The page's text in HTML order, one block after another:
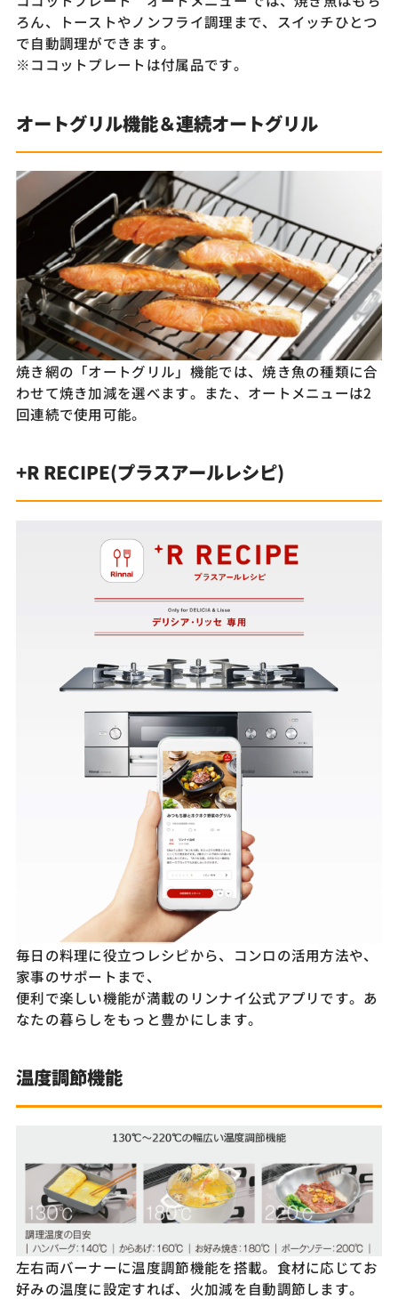
ろん、トーストやノンフライ調理まで、スイッチひとつ
で自動調理ができます。
※ココットプレートは付属品です。
オートグリル機能＆連続オートグリル
焼き網の「オートグリル」機能では、焼き魚の種類に合
わせて焼き加減を選べます。また、オートメニューは2
回連続で使用可能。
+R RECIPE(プラスアールレシピ)
毎日の料理に役立つレシピから、コンロの活用方法や、
家事のサポートまで、
便利で楽しい機能が満載のリンナイ公式アプリです。あ
なたの暮らしをもっと豊かにします。
温度調節機能
左右両バーナーに温度調節機能を搭載。食材に応じてお
好みの温度に設定すれば、火加減を自動調節します。